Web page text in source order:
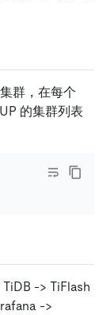
群，在每个
的集群列表
-> TiFlash
->